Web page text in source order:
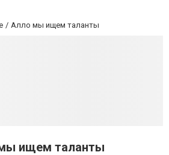
Алло мы ищем таланты
ищем таланты